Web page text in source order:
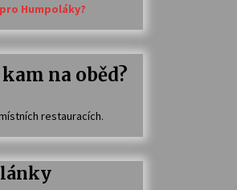
Humpoláky?
na oběd?
restauracích.